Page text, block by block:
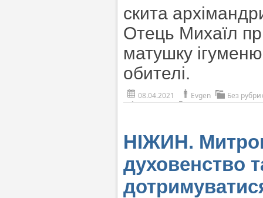
скита
Отець Михаїл
матушку
обителі.
08.04.2021 Evgen Без
НІЖИН.
духовенство